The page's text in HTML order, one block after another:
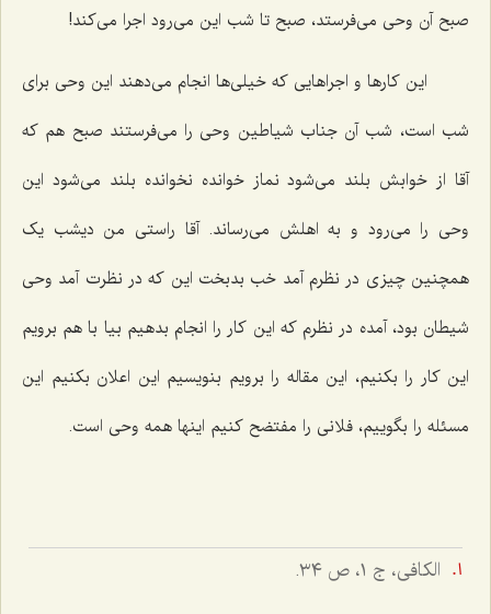
صبح آن وحی می‌فرستد، صبح تا شب این می‌رود اجرا می‌کند!
این کارها و اجراهایی که خیلی‌ها انجام می‌دهند این وحی برای
شب است، شب آن جناب شیاطین وحی را می‌فرستند صبح هم که
آقا از خوابش بلند می‌شود نماز خوانده نخوانده بلند می‌شود این
وحی را می‌رود و به اهلش می‌رساند. آقا راستی من دیشب یک
همچنین چیزی در نظرم آمد خب‌ بدبخت این که در نظرت آمد وحی
شیطان بود، آمده در نظرم که این کار را انجام بدهیم بیا با هم برویم
این کار را بکنیم، این مقاله را برویم بنویسیم این اعلان بکنیم این
مسئله را بگوییم، فلانی را مفتضح کنیم اینها همه وحی است.
الكافى، ج ١، ص ٣٤.